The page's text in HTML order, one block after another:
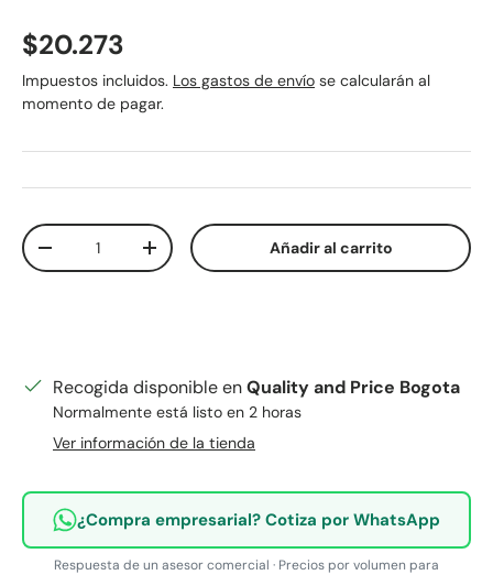
Precio normal
$20.273
Impuestos incluidos. Los gastos de envío se calcularán al
momento de pagar.
Cant.
Disminuir cantidadAumentar la cantidadAñadir al carrito
Recogida disponible enQuality and Price Bogota
Normalmente está listo en 2 horas
Ver información de la tienda
¿Compra empresarial? Cotiza por WhatsApp
Respuesta de un asesor comercial · Precios por volumen para